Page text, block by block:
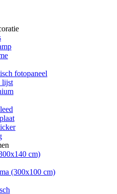
fotopaneel
lijst
cm)
(300x100 cm)